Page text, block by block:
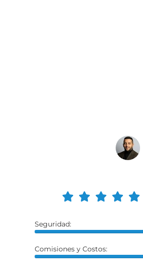
Seguridad:
Comisiones y Costos: